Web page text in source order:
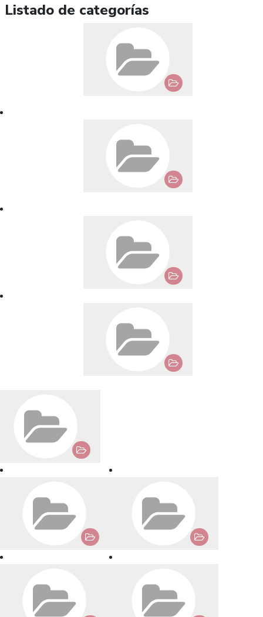
Listado de categorías